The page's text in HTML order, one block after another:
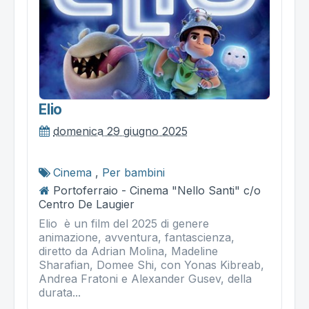
Elio
domenica 29 giugno 2025
Cinema , Per bambini
Portoferraio - Cinema "Nello Santi" c/o
Centro De Laugier
Elio è un film del 2025 di genere
animazione, avventura, fantascienza,
diretto da Adrian Molina, Madeline
Sharafian, Domee Shi, con Yonas Kibreab,
Andrea Fratoni e Alexander Gusev, della
durata...